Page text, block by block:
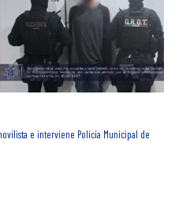
e interviene Policía Municipal de